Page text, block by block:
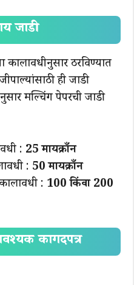
जाडी
कालावधीनुसार ठरविण्यात
ही जाडी
मल्चिंग पेपरची जाडी
: 25 मायक्राँन
: 50 मायक्राँन
: 100 किंवा 200
कागदपत्र